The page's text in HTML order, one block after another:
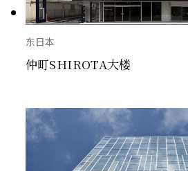
东日本
仲町SHIROTA大楼